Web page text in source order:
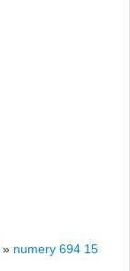
» numery 694 15